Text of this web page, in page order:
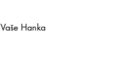
Vaše Hanka